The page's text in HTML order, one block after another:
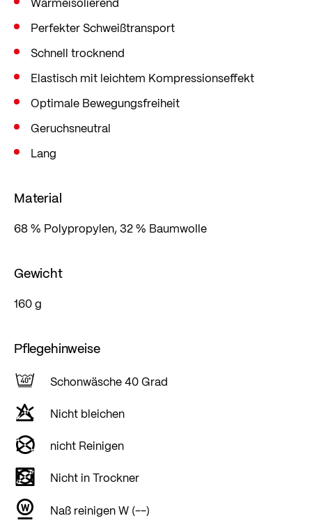
leichter Kompressionseffekt sorgen für optimale
Bewegungsfreiheit.
Die geruchsneutralen Unterhosen sind perfekt für
deine Outdoor-Aktivitäten. Entscheide dich für
Löffler Sportswear, wenn es um nachhaltige
Performance-Bekleidung geht.
Perfekter Schweißtransport
Schnell trocknend
Elastisch mit leichtem Kompressionseffekt
Optimale Bewegungsfreiheit
Geruchsneutral
Lang
Material
68 % Polypropylen, 32 % Baumwolle
Gewicht
160 g
Pflegehinweise
Schonwäsche 40 Grad
Nicht bleichen
nicht Reinigen
Nicht in Trockner
Naß reinigen W (--)